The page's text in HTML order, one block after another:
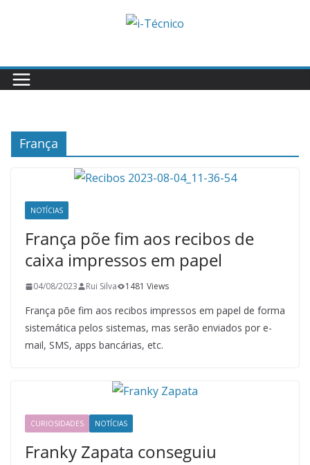
França
NOTÍCIAS
França põe fim aos recibos de
caixa impressos em papel
04/08/2023 Rui Silva 1481 Views
França põe fim aos recibos impressos em papel de forma
sistemática pelos sistemas, mas serão enviados por e-
mail, SMS, apps bancárias, etc.
CURIOSIDADES NOTÍCIAS
Franky Zapata conseguiu